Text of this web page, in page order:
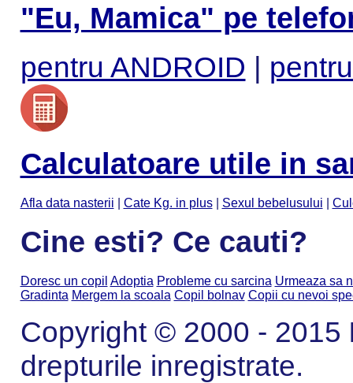
"Eu, Mamica" pe
pentru ANDROID |
Calculatoare utile in
Afla data nasterii Cate Kg. in plus| Sexul bebelusului
Cine esti? Ce cauti?
Doresc un copil Adoptia Probleme cu sarcina Urmeaza sa
Gradinta Mergem la scoala Copil bolnav Copii cu nevoi
Copyright © 2000 - 2015
drepturile inregistrate.